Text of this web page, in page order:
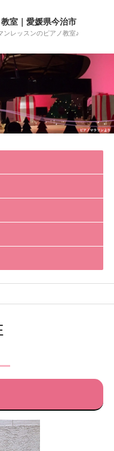
室｜愛媛県今治市
ンレッスンのピアノ教室♪